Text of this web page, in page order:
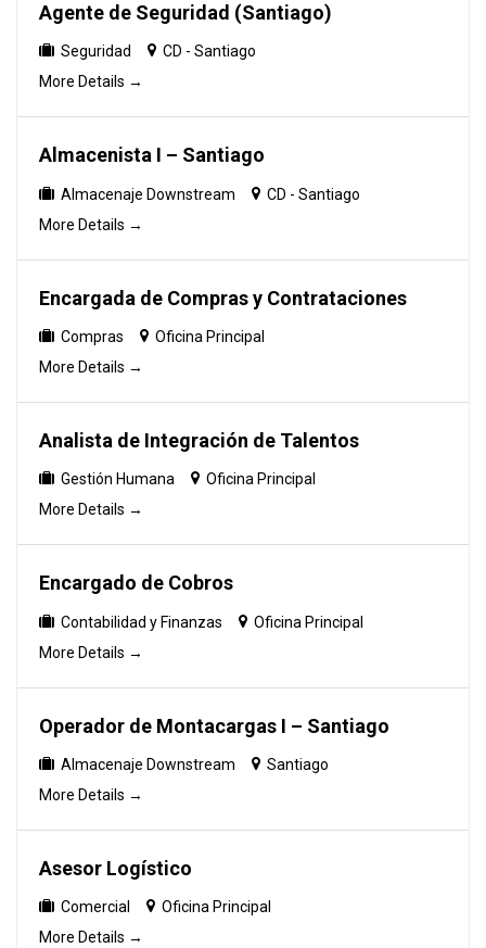
Agente de Seguridad (Santiago)
Seguridad
CD - Santiago
More Details
Almacenista I – Santiago
Almacenaje Downstream
CD - Santiago
More Details
Encargada de Compras y Contrataciones
Compras
Oficina Principal
More Details
Analista de Integración de Talentos
Gestión Humana
Oficina Principal
More Details
Encargado de Cobros
Contabilidad y Finanzas
Oficina Principal
More Details
Operador de Montacargas I – Santiago
Almacenaje Downstream
Santiago
More Details
Asesor Logístico
Comercial
Oficina Principal
More Details